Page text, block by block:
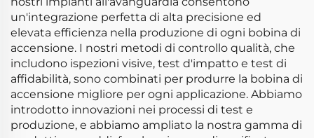
un'integrazione perfetta di alta precisione ed
elevata efficienza nella produzione di ogni bobina di
accensione. I nostri metodi di controllo qualità, che
includono ispezioni visive, test d'impatto e test di
affidabilità, sono combinati per produrre la bobina di
accensione migliore per ogni applicazione. Abbiamo
introdotto innovazioni nei processi di test e
produzione, e abbiamo ampliato la nostra gamma di